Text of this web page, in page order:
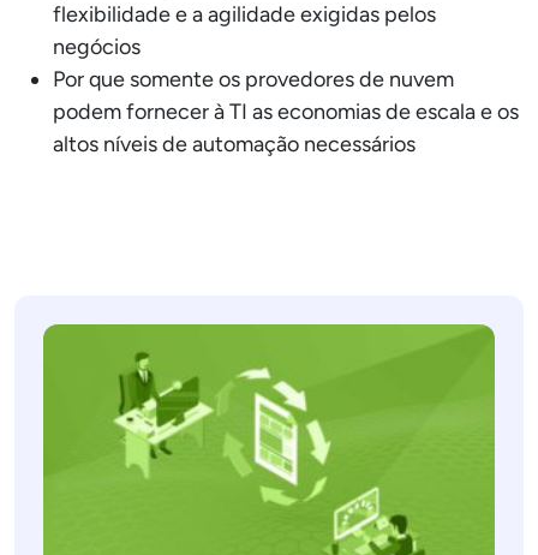
flexibilidade e a agilidade exigidas pelos
negócios
Por que somente os provedores de nuvem
podem fornecer à TI as economias de escala e os
altos níveis de automação necessários